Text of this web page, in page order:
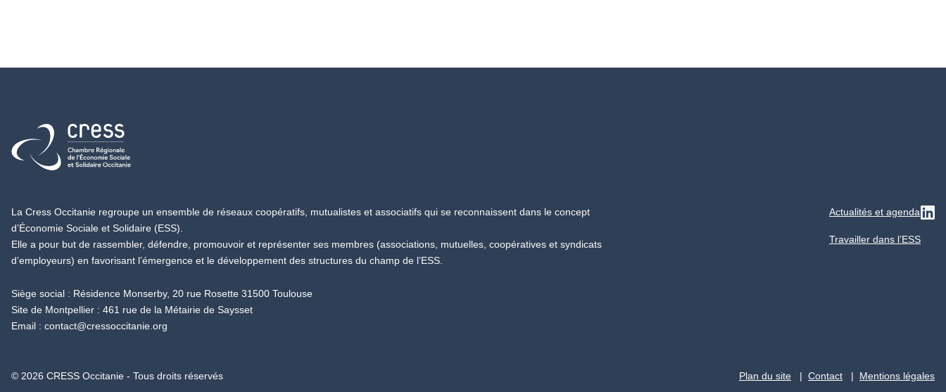
Retour à l'accueil
La Cress Occitanie regroupe un ensemble de réseaux coopératifs, mutualistes et associatifs qui se reconnaissent dans le concept
d’Économie Sociale et Solidaire (ESS).
Elle a pour but de rassembler, défendre, promouvoir et représenter ses membres (associations, mutuelles, coopératives et syndicats
d’employeurs) en favorisant l’émergence et le développement des structures du champ de l’ESS.
Siège social : Résidence Monserby, 20 rue Rosette 31500 Toulouse
Site de Montpellier : 461 rue de la Métairie de Saysset
Email : contact@cressoccitanie.org
Actualités et agenda
Travailler dans l’ESS
© 2026 CRESS Occitanie - Tous droits réservés Plan du site Contact Mentions légales